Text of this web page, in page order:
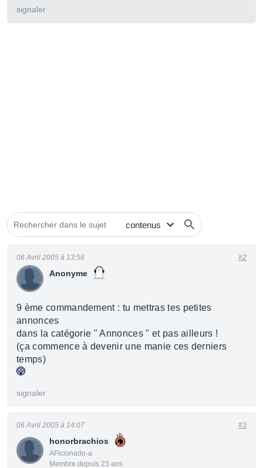
signaler
Anonyme
06 Avril 2005 à 13:56 #2
9 ème commandement : tu mettras tes petites
annonces
dans la catégorie " Annonces " et pas ailleurs !
(ça commence à devenir une manie ces derniers
temps)
signaler
honorbrachios
AFicionado·a
Membre depuis 23 ans
06 Avril 2005 à 14:07 #3